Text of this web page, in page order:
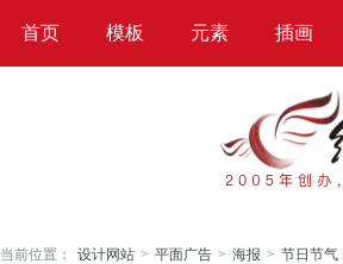
首页 模板 元素 插画
当前位置： 设计网站 > 平面广告 > 海报 > 节日节气